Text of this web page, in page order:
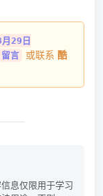
29日
留言 或联系 酷
息仅限用于学习